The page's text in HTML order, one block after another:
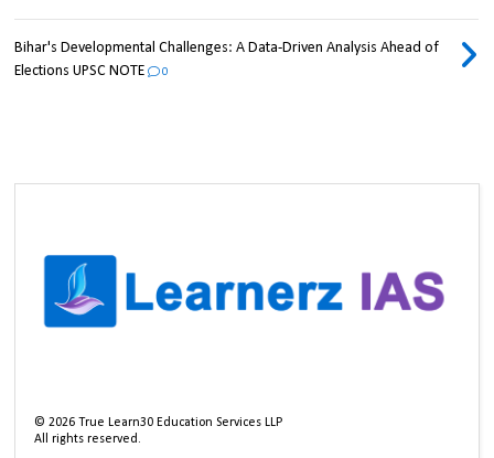
Bihar's Developmental Challenges: A Data-Driven Analysis Ahead of
Elections UPSC NOTE
0
©2026 True Learn30 Education Services LLP
All rights reserved.